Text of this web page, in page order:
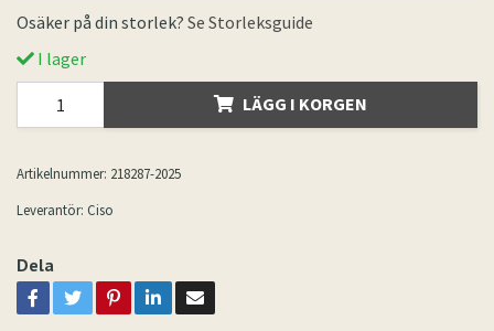
Osäker på din storlek? Se Storleksguide
I lager
LÄGG I KORGEN
Artikelnummer: 218287-2025
Leverantör: Ciso
Dela